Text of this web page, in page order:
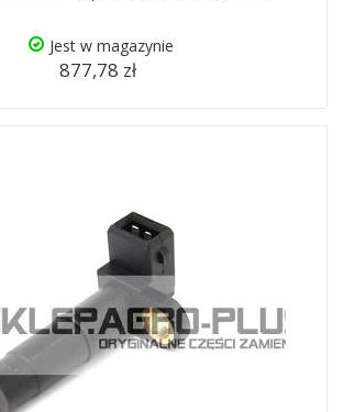
Jest w magazynie
877,78 zł